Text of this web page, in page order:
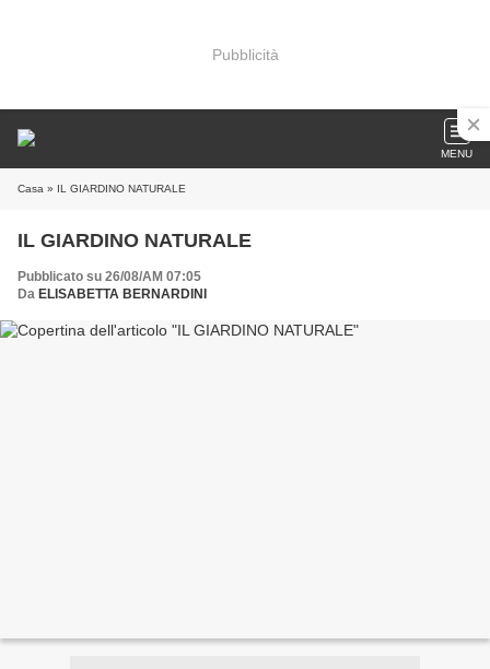
Pubblicità
MENU
Casa » IL GIARDINO NATURALE
IL GIARDINO NATURALE
Pubblicato su 26/08/AM 07:05
Da ELISABETTA BERNARDINI